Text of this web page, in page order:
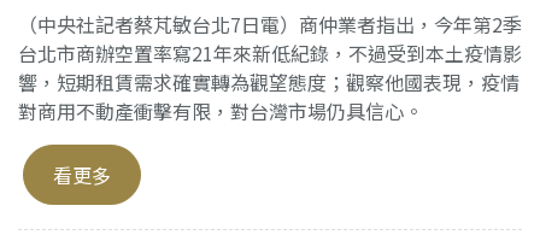
（中央社記者蔡芃敏台北7日電）商仲業者指出，今年第2季
台北市商辦空置率寫21年來新低紀錄，不過受到本土疫情影
響，短期租賃需求確實轉為觀望態度；觀察他國表現，疫情
對商用不動產衝擊有限，對台灣市場仍具信心。
看更多